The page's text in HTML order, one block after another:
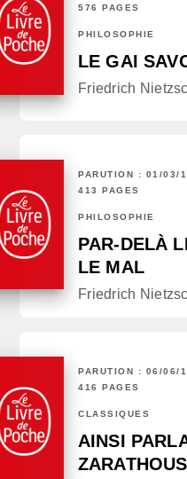
576 PAGES
PHILOSOPHIE
LE GAI
Friedrich
PARUTION : 01/03/
413 PAGES
PHILOSOPHIE
PAR-DELÀ
LE MAL
Friedrich
PARUTION : 06/06/
416 PAGES
CLASSIQUES
AINSI